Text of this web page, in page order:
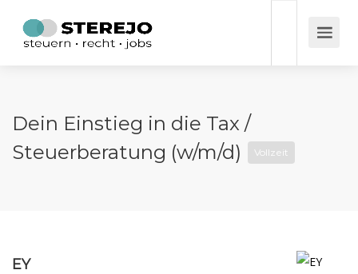
Dein Einstieg in die Tax /
Steuerberatung (w/m/d)
Vollzeit
EY